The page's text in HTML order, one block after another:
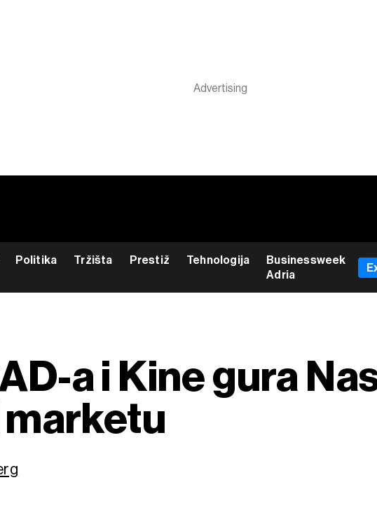
Politika Tržišta Prestiž Tehnologija
Businessweek
Adria
a i Kine gura